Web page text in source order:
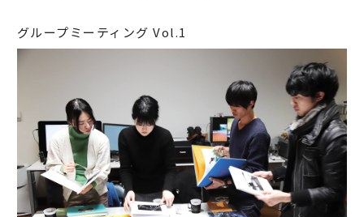
グループミーティング Vol.1